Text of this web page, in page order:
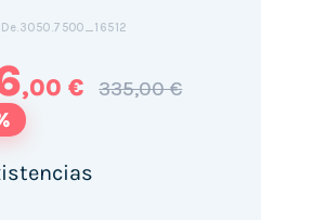
,00 € 335,00 €